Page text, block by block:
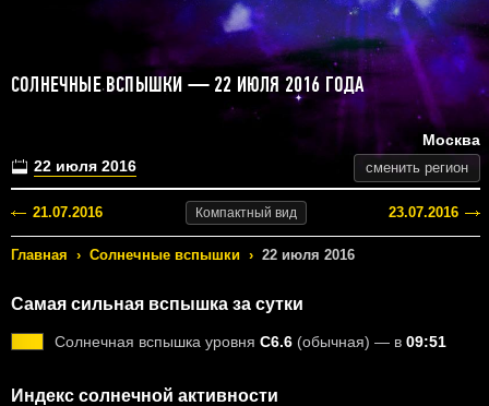
СОЛНЕЧНЫЕ ВСПЫШКИ — 22 ИЮЛЯ 2016 ГОДА
22 июля 2016
Москва
сменить регион
21.07.2016 Компактный вид 23.07.2016
Главная › Солнечные вспышки › 22 июля 2016
Самая сильная вспышка за сутки
Солнечная вспышка уровня C6.6 (обычная) — в 09:51
Индекс солнечной активности